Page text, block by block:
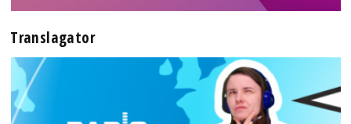
Translagator